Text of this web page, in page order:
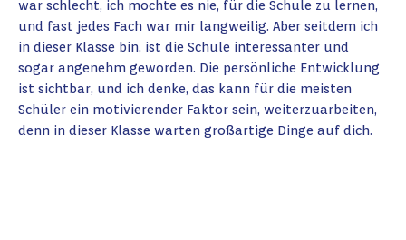
war schlecht, ich mochte es nie, für die Schule zu lernen,
und fast jedes Fach war mir langweilig. Aber seitdem ich
in dieser Klasse bin, ist die Schule interessanter und
sogar angenehm geworden. Die persönliche Entwicklung
ist sichtbar, und ich denke, das kann für die meisten
Schüler ein motivierender Faktor sein, weiterzuarbeiten,
denn in dieser Klasse warten großartige Dinge auf dich.